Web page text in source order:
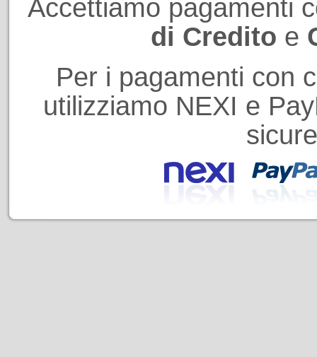
Accettiamo pagamenti
di Credito e
Per i pagamenti con
utilizziamo NEXI e